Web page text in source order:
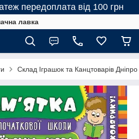
передоплата від 100 грн
лавка
Склад Іграшок та Канцтоварів Дніпро